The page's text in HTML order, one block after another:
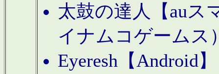
太鼓の達人【auス
イナムコゲームス
Eyeresh【Android